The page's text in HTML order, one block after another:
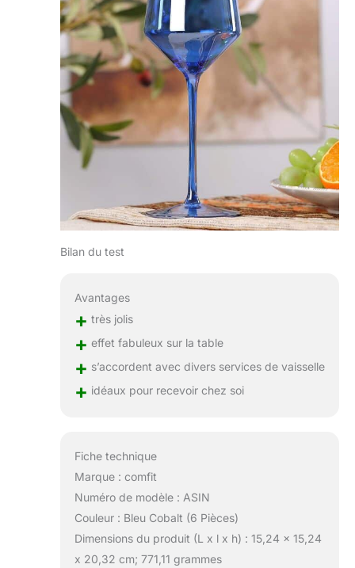
Emballage cadeau : ce
verre à vin en cristal est
livré dans un emballage
cadeau élégant, ce qui
en fait un choix parfait
pour toutes les
occasions, qu'il
s'agisse de mariages,
anniversaires, vacances
ou d'autres
événements spéciaux.
Surprenez votre
femme, votre mari ou
vos amis avec ce
vous fournir des
qualité dont vous
pourrez profiter
nous le faire savoir
suivant votre date
d'achat. Nous
travaillerons avec vous
Bilan du test
Avantages
+ très jolis
+ effet fabuleux sur la table
+ s’accordent avec divers services de vaisselle
+ idéaux pour recevoir chez soi
Fiche technique
Marque : comfit
Numéro de modèle : ASIN
Couleur : Bleu Cobalt (6 Pièces)
Dimensions du produit (L x l x h) : 15,24 x 15,24
x 20,32 cm; 771,11 grammes